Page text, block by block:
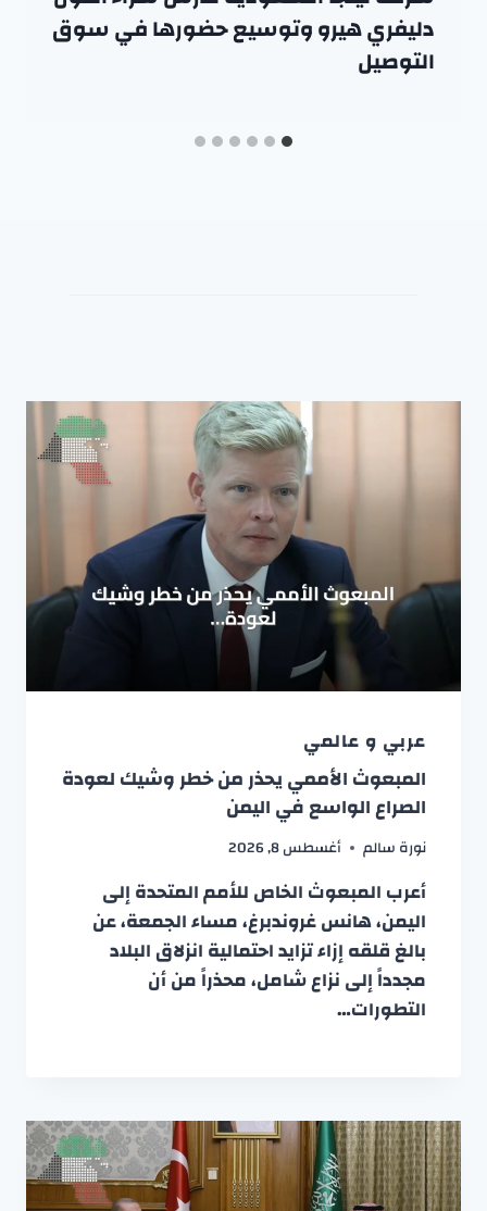
دليفري هيرو وتوسيع حضورها في سوق
التوصيل
عربي و عالمي
المبعوث الأممي يحذر من خطر وشيك لعودة
الصراع الواسع في اليمن
نورة سالم أغسطس 8, 2026
أعرب المبعوث الخاص للأمم المتحدة إلى
اليمن، هانس غروندبرغ، مساء الجمعة، عن
بالغ قلقه إزاء تزايد احتمالية انزلاق البلاد
مجدداً إلى نزاع شامل، محذراً من أن
التطورات…